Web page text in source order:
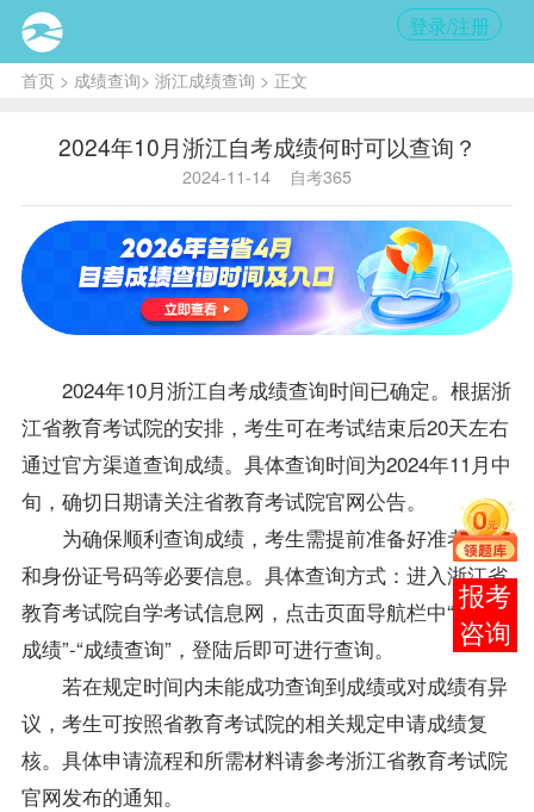
登录/注册
首页> 成绩查询> 浙江成绩查询 > 正文
2024年10月浙江自考成绩何时可以查询？
2024-11-14 自考365
2024年10月浙江自考成绩查询时间已确定。根据浙
江省教育考试院的安排，考生可在考试结束后20天左右
通过官方渠道查询成绩。具体查询时间为2024年11月中
旬，确切日期请关注省教育考试院官网公告。
为确保顺利查询成绩，考生需提前准备好准考证号
和身份证号码等必要信息。具体查询方式：进入浙江省
教育考试院自学考试信息网，点击页面导航栏中“我的
成绩”-“成绩查询”，登陆后即可进行查询。
若在规定时间内未能成功查询到成绩或对成绩有异
议，考生可按照省教育考试院的相关规定申请成绩复
核。具体申请流程和所需材料请参考浙江省教育考试院
官网发布的通知。
报考
咨询